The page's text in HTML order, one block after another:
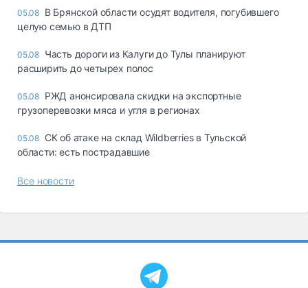
05.08 В Брянской области осудят водителя, погубившего
целую семью в ДТП
05.08 Часть дороги из Калуги до Тулы планируют
расширить до четырех полос
05.08 РЖД анонсировала скидки на экспортные
грузоперевозки мяса и угля в регионах
05.08 СК об атаке на склад Wildberries в Тульской
области: есть пострадавшие
Все новости